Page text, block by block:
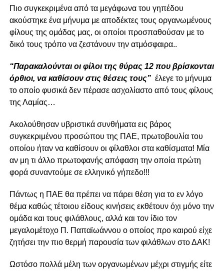
Πιο συγκεκριμένα από τα μεγάφωνα του γηπέδου
ακούστηκε ένα μήνυμα με αποδέκτες τους οργανωμένους
φίλους της ομάδας μας, οι οποίοι προσπαθούσαν με το
δικό τους τρόπο να ζεστάνουν την ατμόσφαιρα..
“Παρακαλούνται οι φίλοι της θύρας 12 που βρίσκονται
όρθιοι, να καθίσουν στις θέσεις τους” έλεγε το μήνυμα
το οποίο φυσικά δεν πέρασε ασχολίαστο από τους φίλους
της Λαμίας…
Ακολούθησαν υβριστικά συνθήματα εις βάρος
συγκεκριμένου προσώπου της ΠΑΕ, πρωτοβουλία του
οποίου ήταν να καθίσουν οι φίλαθλοι στα καθίσματα! Μία
αν μη τι άλλο πρωτοφανής απόφαση την οποία πρώτη
φορά συναντούμε σε ελληνικό γήπεδο!!!
Πάντως η ΠΑΕ θα πρέπει να πάρει θέση για το εν λόγο
θέμα καθώς τέτοιου είδους κινήσεις εκθέτουν όχι μόνο την
ομάδα και τους φιλάθλους, αλλά και τον ίδιο τον
μεγαλομέτοχο Π. Παπαϊωάννου ο οποίος προ καιρού είχε
ζητήσει την πιο θερμή παρουσία των φιλάθλων στο ΔΑΚ!
Ωστόσο πολλά μέλη των οργανωμένων μέχρι στιγμής είτε